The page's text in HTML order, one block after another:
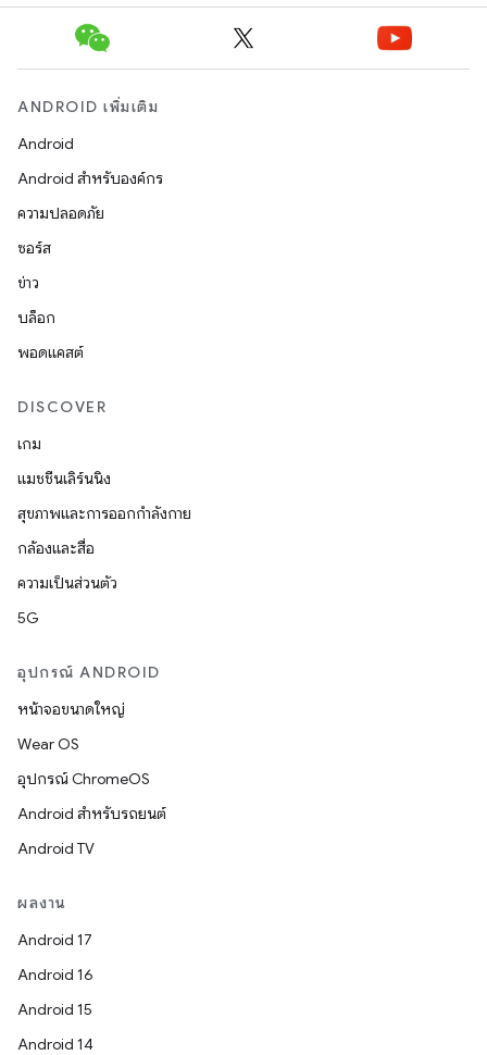
ANDROID เพิ่มเติม
Android
Android สำหรับองค์กร
ความปลอดภัย
ซอร์ส
ข่าว
บล็อก
พอดแคสต์
DISCOVER
เกม
แมชชีนเลิร์นนิง
สุขภาพและการออกกำลังกาย
กล้องและสื่อ
ความเป็นส่วนตัว
5G
อุปกรณ์ ANDROID
หน้าจอขนาดใหญ่
Wear OS
อุปกรณ์ ChromeOS
Android สำหรับรถยนต์
Android TV
ผลงาน
Android 17
Android 16
Android 15
Android 14